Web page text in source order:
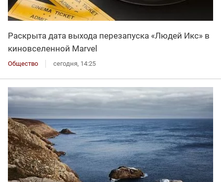
Раскрыта дата выхода перезапуска «Людей Икс» в
киновселенной Marvel
Общество сегодня, 14:25